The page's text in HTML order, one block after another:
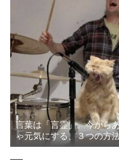
言葉は「言霊」。今から
ゃ元気にする、３つの方